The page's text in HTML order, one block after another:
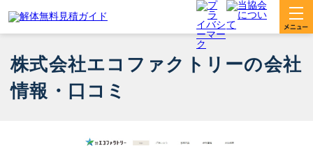
株式会社エコファクトリーの会社
情報・口コミ